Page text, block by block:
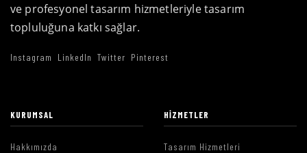
ve profesyonel tasarım hizmetleriyle tasarım
topluluğuna katkı sağlar.
Instagram LinkedIn Twitter Pinterest
KURUMSAL
Hakkımızda
HIZMETLER
Tasarım Hizmetleri